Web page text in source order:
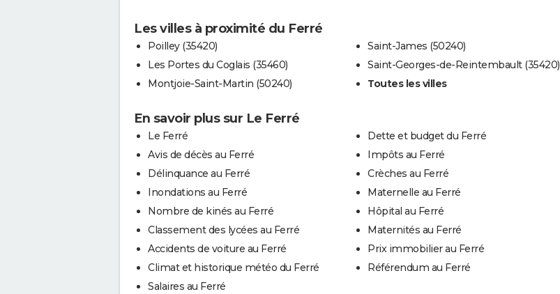
Les villes à proximité du Ferré
Poilley (35420)
Les Portes du Coglais (35460)
Montjoie-Saint-Martin (50240)
Saint-James (50240)
Saint-Georges-de-Reintembault (35420)
Toutes les villes
En savoir plus sur Le Ferré
Le Ferré
Avis de décès au Ferré
Délinquance au Ferré
Inondations au Ferré
Nombre de kinés au Ferré
Classement des lycées au Ferré
Accidents de voiture au Ferré
Climat et historique météo du Ferré
Salaires au Ferré
Dette et budget du Ferré
Impôts au Ferré
Crèches au Ferré
Maternelle au Ferré
Hôpital au Ferré
Maternités au Ferré
Prix immobilier au Ferré
Référendum au Ferré